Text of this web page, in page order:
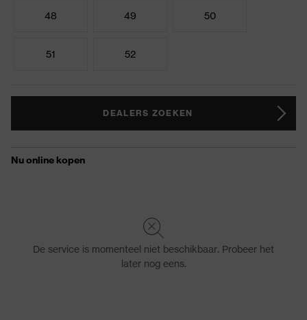
48 49 50
51 52
DEALERS ZOEKEN